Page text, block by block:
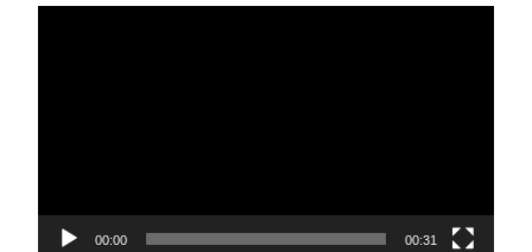
00:00 00:31